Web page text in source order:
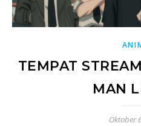
TEMPAT
MAN
Oktober